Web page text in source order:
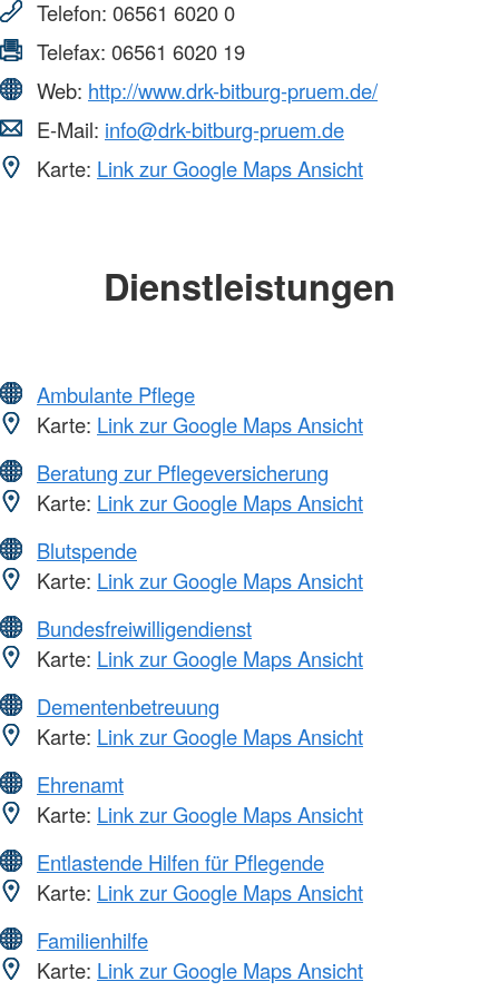
Telefon: 06561 6020 0
Telefax: 06561 6020 19
Web: http://www.drk-bitburg-pruem.de/
E-Mail: info@drk-bitburg-pruem.de
Karte: Link zur Google Maps Ansicht
Dienstleistungen
Ambulante Pflege
Karte: Link zur Google Maps Ansicht
Beratung zur Pflegeversicherung
Karte: Link zur Google Maps Ansicht
Blutspende
Karte: Link zur Google Maps Ansicht
Bundesfreiwilligendienst
Karte: Link zur Google Maps Ansicht
Dementenbetreuung
Karte: Link zur Google Maps Ansicht
Ehrenamt
Karte: Link zur Google Maps Ansicht
Entlastende Hilfen für Pflegende
Karte: Link zur Google Maps Ansicht
Familienhilfe
Karte: Link zur Google Maps Ansicht